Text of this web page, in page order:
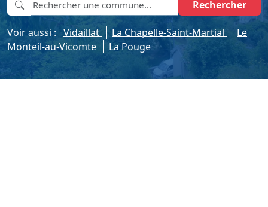
Rechercher
Voir aussi : Vidaillat La Chapelle-Saint-Martial
Le
Monteil-au-Vicomte
La Pouge